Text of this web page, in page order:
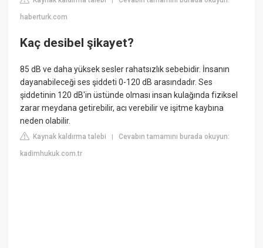
haberturk.com
Kaç desibel şikayet?
85 dB ve daha yüksek sesler rahatsızlık sebebidir. İnsanın
dayanabileceği ses şiddeti 0-120 dB arasındadır. Ses
şiddetinin 120 dB'in üstünde olması insan kulağında fiziksel
zarar meydana getirebilir, acı verebilir ve işitme kaybına
neden olabilir.
Kaynak kaldırma talebi |Cevabın tamamını burada okuyun:
kadimhukuk.com.tr